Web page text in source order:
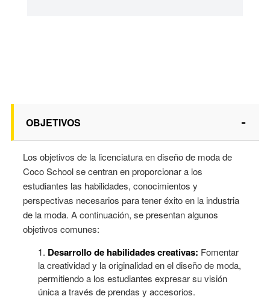
OBJETIVOS -
Los objetivos de la licenciatura en diseño de moda de
Coco School se centran en proporcionar a los
estudiantes las habilidades, conocimientos y
perspectivas necesarios para tener éxito en la industria
de la moda. A continuación, se presentan algunos
objetivos comunes:
Desarrollo de habilidades creativas: Fomentar
la creatividad y la originalidad en el diseño de moda,
permitiendo a los estudiantes expresar su visión
única a través de prendas y accesorios.